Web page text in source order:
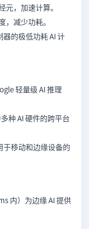
元，加速计算。
，减少功耗。
器的极低功耗 AI 计
轻量级 AI 推理
种 AI 硬件的跨平台
于移动和边缘设备的
内）为边缘 AI 提供